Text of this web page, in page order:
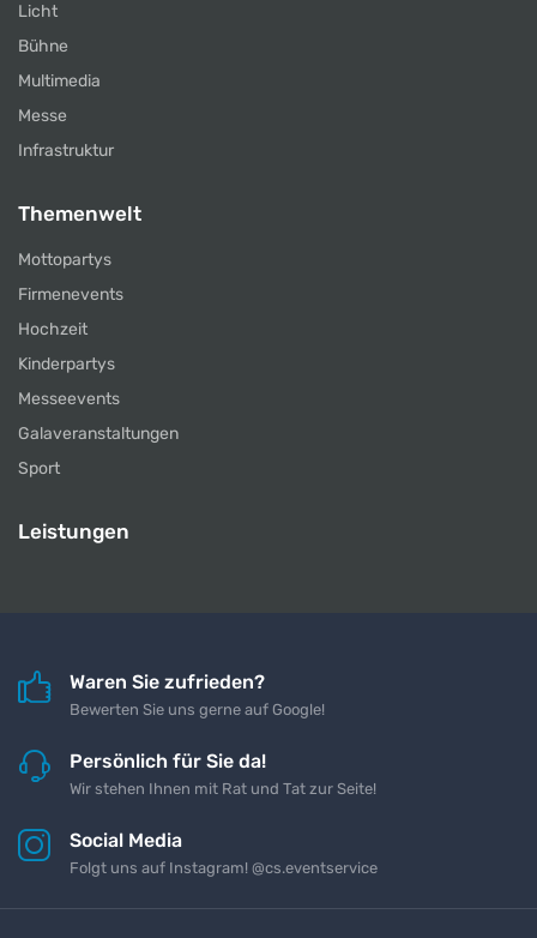
Licht
Bühne
Multimedia
Messe
Infrastruktur
Themenwelt
Mottopartys
Firmenevents
Hochzeit
Kinderpartys
Messeevents
Galaveranstaltungen
Sport
Leistungen
Waren Sie zufrieden?
Bewerten Sie uns gerne auf Google!
Persönlich für Sie da!
Wir stehen Ihnen mit Rat und Tat zur Seite!
Social Media
Folgt uns auf Instagram! @cs.eventservice